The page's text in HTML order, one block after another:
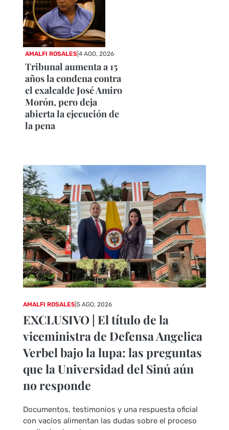
AMALFI ROSALES |4 AGO, 2026
Tribunal aumenta a 15
años la condena contra
el exalcalde José Amiro
Morón, pero deja
abierta la ejecución de
la pena
AMALFI ROSALES| 5 AGO, 2026
EXCLUSIVO | El título de la
viceministra de Defensa Angelica
Verbel bajo la lupa: las preguntas
que la Universidad del Sinú aún
no responde
Documentos, testimonios y una respuesta oficial
con vacíos alimentan las dudas sobre el proceso